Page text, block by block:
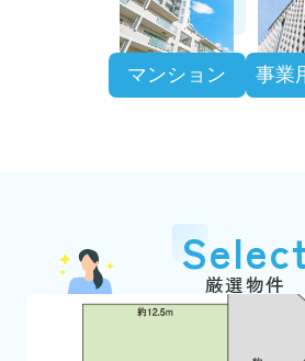
マンション 事業
厳選物件